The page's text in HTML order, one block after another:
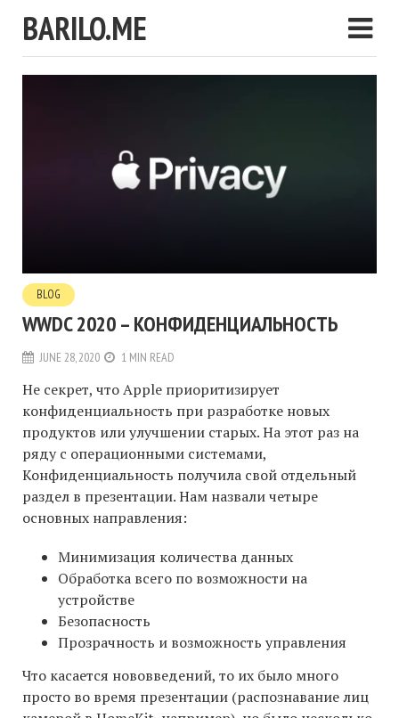
BARILO.ME
BLOG
WWDC 2020 – КОНФИДЕНЦИАЛЬНОСТЬ
JUNE 28, 2020 1 MIN READ
Не секрет, что Apple приоритизирует
конфиденциальность при разработке новых
продуктов или улучшении старых. На этот раз на
ряду с операционными системами,
Конфиденциальность получила свой отдельный
раздел в презентации. Нам назвали четыре
основных направления:
Минимизация количества данных
Обработка всего по возможности на
устройстве
Безопасность
Прозрачность и возможность управления
Что касается нововведений, то их было много
просто во время презентации (распознавание лиц